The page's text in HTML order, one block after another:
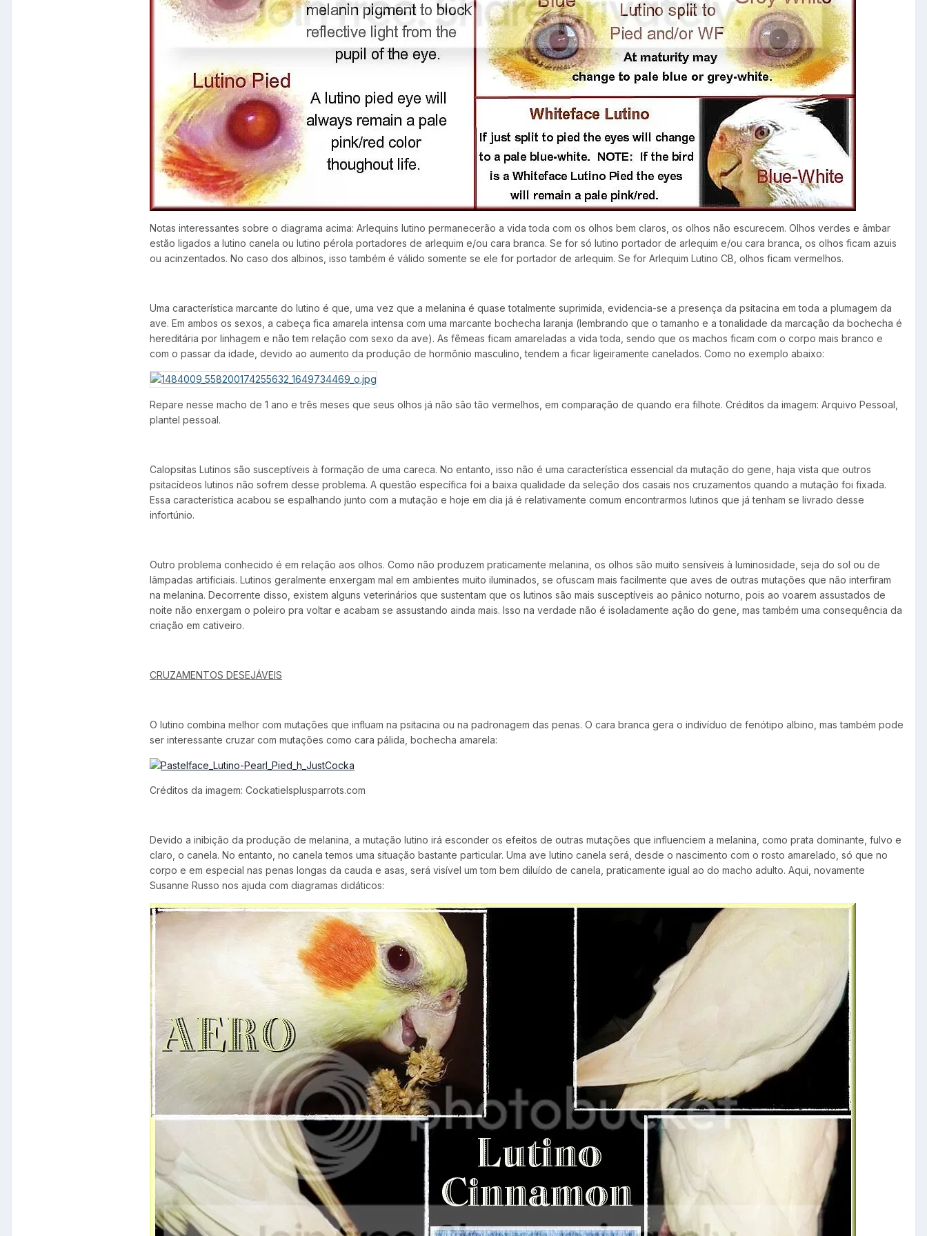
Notas interessantes sobre o diagrama acima: Arlequins lutino permanecerão a vida toda com os olhos bem claros, os olhos não escurecem. Olhos verdes e âmbar
estão ligados a lutino canela ou lutino pérola portadores de arlequim e/ou cara branca. Se for só lutino portador de arlequim e/ou cara branca, os olhos ficam azuis
ou acinzentados. No caso dos albinos, isso também é válido somente se ele for portador de arlequim. Se for Arlequim Lutino CB, olhos ficam vermelhos.
Uma característica marcante do lutino é que, uma vez que a melanina é quase totalmente suprimida, evidencia-se a presença da psitacina em toda a plumagem da
ave. Em ambos os sexos, a cabeça fica amarela intensa com uma marcante bochecha laranja (lembrando que o tamanho e a tonalidade da marcação da bochecha é
hereditária por linhagem e não tem relação com sexo da ave). As fêmeas ficam amareladas a vida toda, sendo que os machos ficam com o corpo mais branco e
com o passar da idade, devido ao aumento da produção de hormônio masculino, tendem a ficar ligeiramente canelados. Como no exemplo abaixo:
Repare nesse macho de 1 ano e três meses que seus olhos já não são tão vermelhos, em comparação de quando era filhote. Créditos da imagem: Arquivo Pessoal,
plantel pessoal.
Calopsitas Lutinos são susceptíveis à formação de uma careca. No entanto, isso não é uma característica essencial da mutação do gene, haja vista que outros
psitacídeos lutinos não sofrem desse problema. A questão específica foi a baixa qualidade da seleção dos casais nos cruzamentos quando a mutação foi fixada.
Essa característica acabou se espalhando junto com a mutação e hoje em dia já é relativamente comum encontrarmos lutinos que já tenham se livrado desse
infortúnio.
Outro problema conhecido é em relação aos olhos. Como não produzem praticamente melanina, os olhos são muito sensíveis à luminosidade, seja do sol ou de
lâmpadas artificiais. Lutinos geralmente enxergam mal em ambientes muito iluminados, se ofuscam mais facilmente que aves de outras mutações que não interfiram
na melanina. Decorrente disso, existem alguns veterinários que sustentam que os lutinos são mais susceptíveis ao pânico noturno, pois ao voarem assustados de
noite não enxergam o poleiro pra voltar e acabam se assustando ainda mais. Isso na verdade não é isoladamente ação do gene, mas também uma consequência da
criação em cativeiro.
CRUZAMENTOS DESEJÁVEIS
O lutino combina melhor com mutações que influam na psitacina ou na padronagem das penas. O cara branca gera o indivíduo de fenótipo albino, mas também pode
ser interessante cruzar com mutações como cara pálida, bochecha amarela:
Créditos da imagem: Cockatielsplusparrots.com
Devido a inibição da produção de melanina, a mutação lutino irá esconder os efeitos de outras mutações que influenciem a melanina, como prata dominante, fulvo e
claro, o canela. No entanto, no canela temos uma situação bastante particular. Uma ave lutino canela será, desde o nascimento com o rosto amarelado, só que no
corpo e em especial nas penas longas da cauda e asas, será visível um tom bem diluído de canela, praticamente igual ao do macho adulto. Aqui, novamente
Susanne Russo nos ajuda com diagramas didáticos: